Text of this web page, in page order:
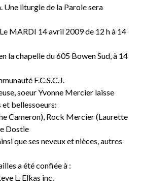
Une liturgie de la Parole sera
MARDI 14 avril 2009 de 12 h à 14
la chapelle du 605 Bowen Sud, à 14
F.C.S.C.J.
soeur Yvonne Mercier laisse
et bellessoeurs:
Cameron), Rock Mercier (Laurette
Dostie
que ses neveux et nièces, autres
a été confiée à :
L. Elkas inc.